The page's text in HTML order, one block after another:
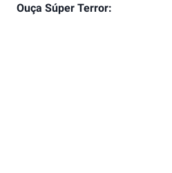
Ouça Súper Terror: